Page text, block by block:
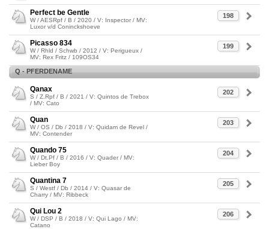
198
Perfect be Gentle
W / AESRpf / B / 2020 / V: Inspector / MV:
Luxor v/d Coninckshoeve
199
Picasso 834
W / Rhld / Schwb / 2012 / V: Perigueux /
MV: Rex Fritz / 109OS34
Q - PFERDENAME
202
Qanax
S / Z.Rpf / B / 2021 / V: Quintos de Trebox
/ MV: Cato
203
Quan
W / OS / Db / 2018 / V: Quidam de Revel /
MV: Contender
204
Quando 75
W / Dt.Pf / B / 2016 / V: Quader / MV:
Lieber Boy
205
Quantina 7
S / Westf / Db / 2014 / V: Quasar de
Charry / MV: Ribbeck
206
Qui Lou 2
W / DSP / B / 2018 / V: Qui Lago / MV:
Catano